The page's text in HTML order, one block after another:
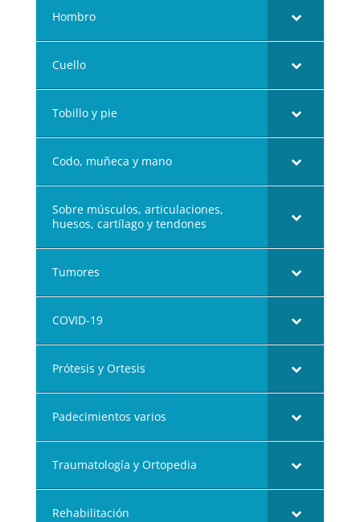
Hombro
Cuello
Tobillo y pie
Codo, muñeca y mano
Sobre músculos, articulaciones,
huesos, cartílago y tendones
Tumores
COVID-19
Prótesis y Ortesis
Padecimientos varios
Traumatología y Ortopedia
Rehabilitación